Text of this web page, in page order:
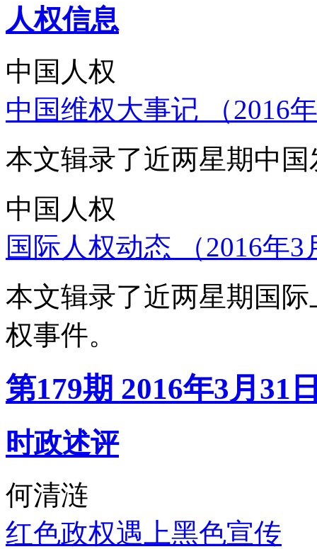
人权信息
中国人权
中国维权大事记 （2016
本文辑录了近两星期中
中国人权
国际人权动态 （2016年
本文辑录了近两星期国
权事件。
第179期 2016年3月31
时政述评
何清涟
红色政权遇上黑色宣传